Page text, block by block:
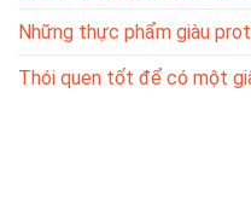
Những thực phẩm giàu
Thói quen tốt để có một